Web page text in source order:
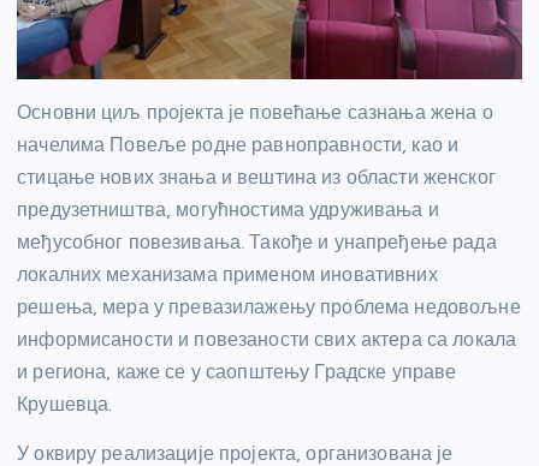
Основни циљ пројекта је повећање сазнања жена о
начелима Повеље родне равноправности, као и
стицање нових знања и вештина из области женског
предузетништва, могућностима удруживања и
међусобног повезивања. Такође и унапређење рада
локалних механизама применом иновативних
решења, мера у превазилажењу проблема недовољне
информисаности и повезаности свих актера са локала
и региона, каже се у саопштењу Градске управе
Крушевца.
У оквиру реализације пројекта, организована је